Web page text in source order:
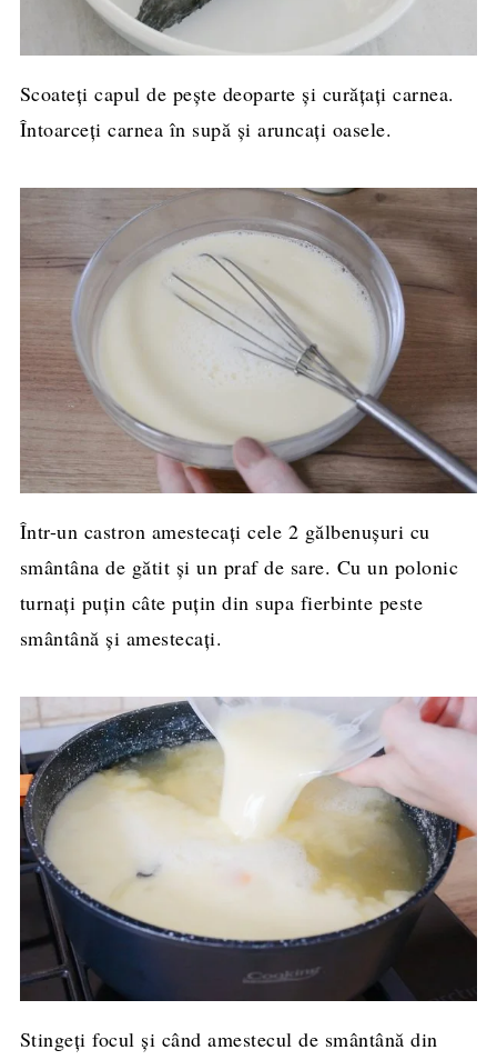
Scoateți capul de pește deoparte și curățați carnea.
Întoarceți carnea în supă și aruncați oasele.
Într-un castron amestecați cele 2 gălbenușuri cu
smântâna de gătit și un praf de sare. Cu un polonic
turnați puțin câte puțin din supa fierbinte peste
smântână și amestecați.
Stingeți focul și când amestecul de smântână din